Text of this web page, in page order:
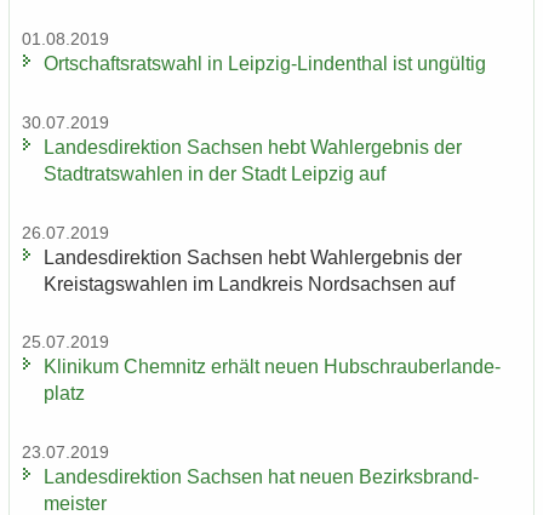
01.08.2019
Ort­schafts­rats­wahl in Leipzig-​Lindenthal ist un­gül­tig
30.07.2019
Lan­des­di­rek­ti­on Sach­sen hebt Wahl­er­geb­nis der
Stadt­rats­wah­len in der Stadt Leip­zig auf
26.07.2019
Lan­des­di­rek­ti­on Sach­sen hebt Wahl­er­geb­nis der
Kreis­tags­wah­len im Land­kreis Nord­sach­sen auf
25.07.2019
Kli­ni­kum Chem­nitz er­hält neuen Hub­schrau­ber­lan­de­
platz
23.07.2019
Lan­des­di­rek­ti­on Sach­sen hat neuen Be­zirks­brand­
meis­ter